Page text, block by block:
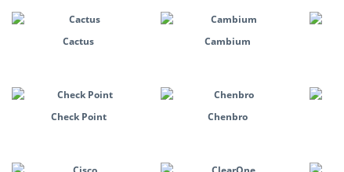
Cactus Cambium
Check Point Chenbro